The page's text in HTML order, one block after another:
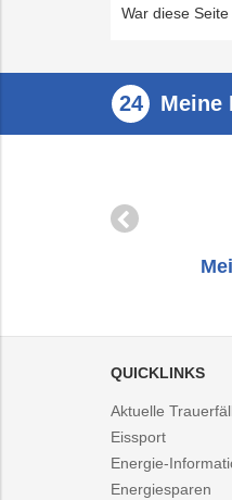
War diese
Meine
QUICKLINKS
Aktuelle
Eissport
Energie-
Energiesparen